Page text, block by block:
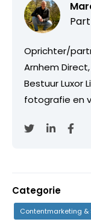
Oprichter/
Arnhem Direct,
Bestuur Luxor
fotografie en
Categorie
Contentmarketing &